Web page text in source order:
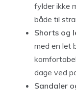
fylder ikke
både til
Shorts og
med en let
dage ved
Sandaler